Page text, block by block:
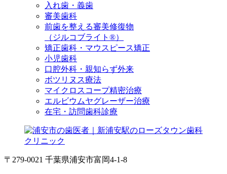
入れ歯・義歯
審美歯科
前歯を整える審美修復物
（ジルコブライト®）
矯正歯科・マウスピース矯正
小児歯科
口腔外科・親知らず外来
ボツリヌス療法
マイクロスコープ精密治療
エルビウムヤグレーザー治療
在宅・訪問歯科診療
〒279-0021 千葉県浦安市富岡4-1-8